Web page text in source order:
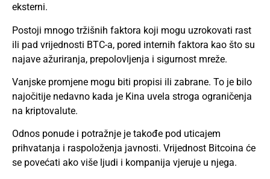
eksterni.
Postoji mnogo tržišnih faktora koji mogu uzrokovati rast
ili pad vrijednosti BTC-a, pored internih faktora kao što su
najave ažuriranja, prepolovljenja i sigurnost mreže.
Vanjske promjene mogu biti propisi ili zabrane. To je bilo
najočitije nedavno kada je Kina uvela stroga ograničenja
na kriptovalute.
Odnos ponude i potražnje je takođe pod uticajem
prihvatanja i raspoloženja javnosti. Vrijednost Bitcoina će
se povećati ako više ljudi i kompanija vjeruje u njega.